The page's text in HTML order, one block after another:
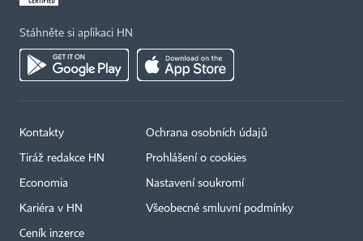
Stáhněte si aplikaci HN
Kontakty
Tiráž redakce HN
Economia
Kariéra v HN
Ceník inzerce
Ochrana osobních údajů
Prohlášení o cookies
Nastavení soukromí
Všeobecné smluvní podmínky